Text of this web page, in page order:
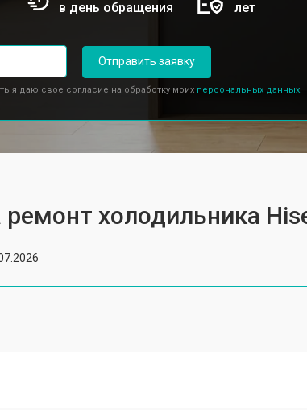
в день обращения
лет
Отправить заявку
я даю свое согласие на обработку моих персональных данных.
холодильника